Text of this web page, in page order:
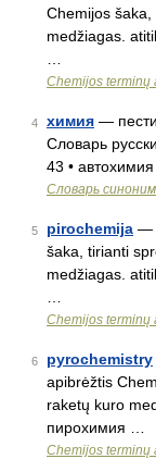
Chemijos
medžiagas.
Chemijos terminų
4 химия —
Словарь
43 • автохимия
Словарь
5 pirochemija —
šaka, tirianti
medžiagas.
Chemijos terminų
6 pyrochemistry
apibrėžtis
raketų kuro
пирохимия …
Chemijos terminų